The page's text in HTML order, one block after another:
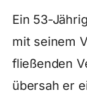
Ein 53-
mit seinem
fließenden
übersah er